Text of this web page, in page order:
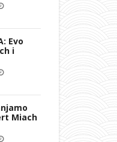
Evo
i
Miach